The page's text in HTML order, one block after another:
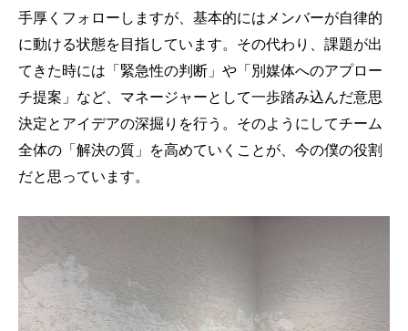
手厚くフォローしますが、基本的にはメンバーが自律的
に動ける状態を目指しています。その代わり、課題が出
てきた時には「緊急性の判断」や「別媒体へのアプロー
チ提案」など、マネージャーとして一歩踏み込んだ意思
決定とアイデアの深掘りを行う。そのようにしてチーム
全体の「解決の質」を高めていくことが、今の僕の役割
だと思っています。